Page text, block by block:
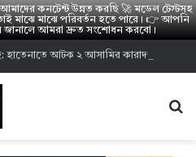
কনটেন্ট উন্নত করছি 🚀 মডেল টেস্টসহ
মাঝে মাঝে পরিবর্তন হতে পারে। 👉 আপনি
আমরা দ্রুত সংশোধন করবো।
হাতেনাতে আটক ২ আসামির কারাদণ্ড